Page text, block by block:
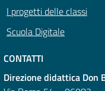
I progetti delle classi
Scuola Digitale
CONTATTI
Direzione didattica Don